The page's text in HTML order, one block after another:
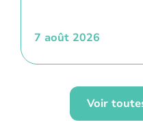
7 août 2026
Voir